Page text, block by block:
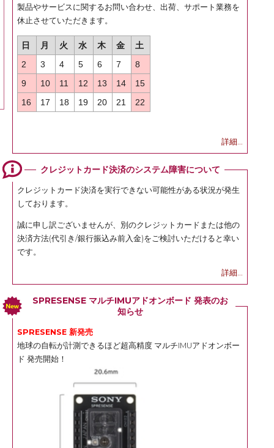
製品やサービスに関するお問い合わせ、出荷、サポート業務を
休止させていただきます。
日 月 火 水 木 金
土
2
3 4 5 6 7
8
9
10 11 12 13 14
15
16
17 18 19 20 21 22
詳細...
クレジットカード決済のシステム障害について
クレジットカード決済を実行できない可能性がある状況が発生
しております。
誠に申し訳ございませんが、別のクレジットカードまたは他の
決済方法(代引き/銀行振込み前入金)をご検討いただけると幸い
です。
詳細...
SPRESENSE マルチIMUアドオンボード 発表のお
知らせ
SPRESENSE 新発売
地球の自転が計測できるほど超高精度 マルチIMUアドオンボー
ド 発売開始！